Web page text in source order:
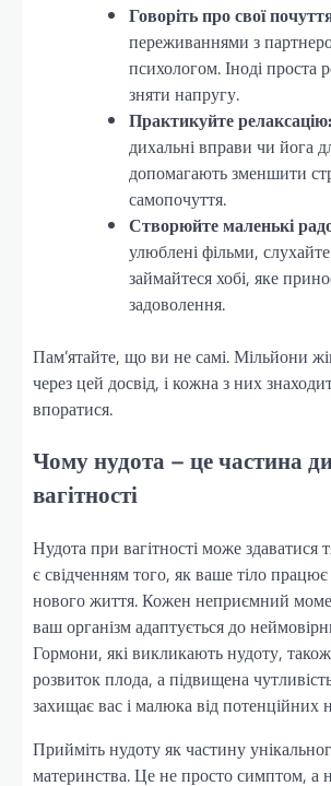
Говоріть про свої
переживаннями з
психологом. Іноді проста
зняти напругу.
Практикуйте релаксацію:
дихальні вправи чи йога
допомагають зменшити
самопочуття.
Створюйте маленькі
улюблені фільми,
займайтеся хобі, яке
задоволення.
Пам’ятайте, що ви не самі. Мільйони
через цей досвід, і кожна з них
впоратися.
Чому нудота – це частина
вагітності
Нудота при вагітності може здаватися
є свідченням того, як ваше тіло
нового життя. Кожен неприємний
ваш організм адаптується до
Гормони, які викликають нудоту,
розвиток плода, а підвищена
захищає вас і малюка від потенційних
Прийміть нудоту як частину
материнства. Це не просто симптом, а